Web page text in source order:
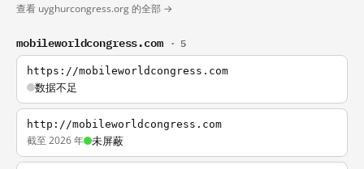
查看 uyghurcongress.org 的全部 →
mobileworldcongress.com · 5
https://mobileworldcongress.com
数据不足
http://mobileworldcongress.com
截至 2026 年 未屏蔽